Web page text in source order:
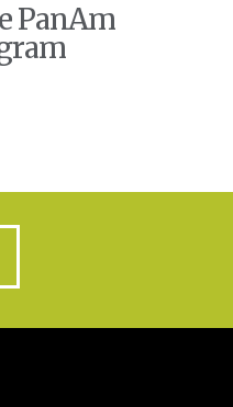
PanAm